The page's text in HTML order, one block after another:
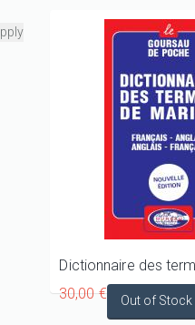
30,00 €